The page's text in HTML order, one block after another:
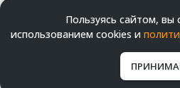
Пользуясь сайтом, вы
использованием cookies и
ПОИСК
В наших устновочных центрах